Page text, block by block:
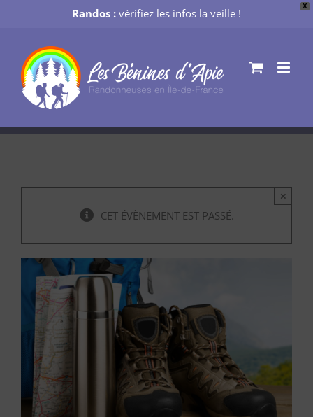
X
Randos : vérifiez les infos la veille !
contenu
CET ÉVÈNEMENT EST PASSÉ.
×